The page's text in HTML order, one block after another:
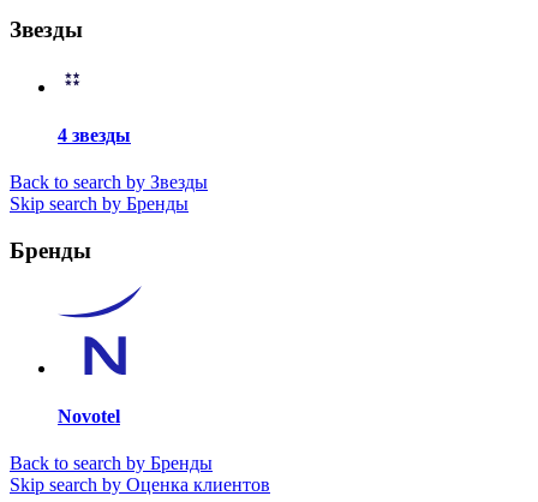
Звезды
4 звезды
Back to search by Звезды
Skip search by Бренды
Бренды
Novotel
Back to search by Бренды
Skip search by Оценка клиентов